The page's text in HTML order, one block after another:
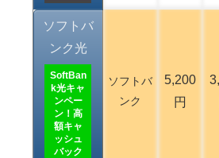
ソフトバ
ンク光
SoftBan
k光キャ
ンペー
ン！高
額キャ
ッシュ
バック
ソフトバ
ンク
5,200
円